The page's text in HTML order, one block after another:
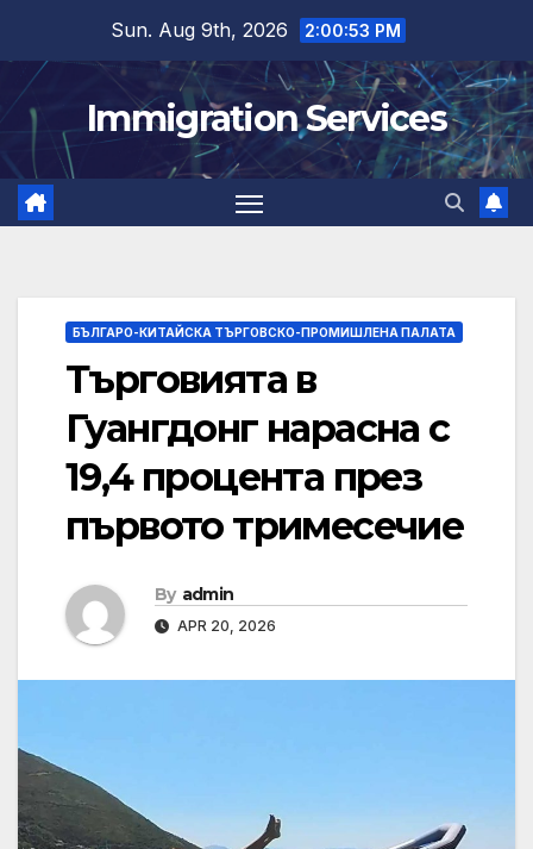
content
Sun. Aug 9th, 2026 2:00:54 PM
Immigration Services
БЪЛГАРО-КИТАЙСКА ТЪРГОВСКО-ПРОМИШЛЕНА ПАЛАТА
Търговията в
Гуангдонг нарасна с
19,4 процента през
първото тримесечие
By admin
APR 20, 2026